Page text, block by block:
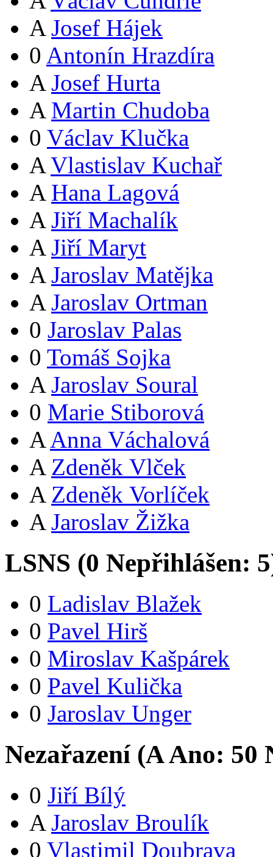
A Josef Hájek
0 Antonín Hrazdíra
A Josef Hurta
A Martin Chudoba
0 Václav Klučka
A Vlastislav Kuchař
A Hana Lagová
A Jiří Machalík
A Jiří Maryt
A Jaroslav Matějka
A Jaroslav Ortman
0 Jaroslav Palas
0 Tomáš Sojka
A Jaroslav Soural
0 Marie Stiborová
A Anna Váchalová
A Zdeněk Vlček
A Zdeněk Vorlíček
A Jaroslav Žižka
LSNS (0 Nepřihlášen: 5
0 Ladislav Blažek
0 Pavel Hirš
0 Miroslav Kašpárek
0 Pavel Kulička
0 Jaroslav Unger
Nezařazení (AAno: 50
0 Jiří Bílý
A Jaroslav Broulík
0 Vlastimil Doubrava